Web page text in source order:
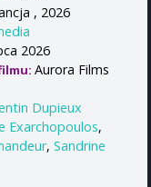
, 2026
2026
Aurora Films
Dupieux
Exarchopoulos,
, Sandrine